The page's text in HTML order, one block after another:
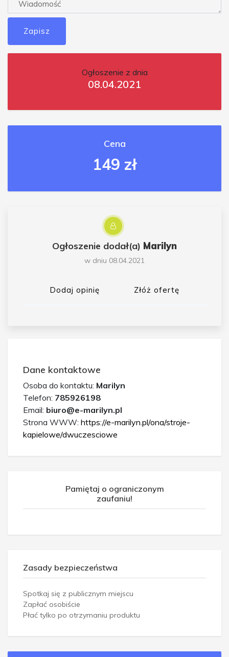
Zapisz
Ogłoszenie z dnia
08.04.2021
Cena
149 zł
Ogłoszenie dodał(a) Marilyn
w dniu 08.04.2021
Dodaj opinię Złóż ofertę
Dane kontaktowe
Osoba do kontaktu: Marilyn
Telefon: 785926198
Email: biuro@e-marilyn.pl
Strona WWW: https://e-marilyn.pl/ona/stroje-
kapielowe/dwuczesciowe
Pamiętaj o ograniczonym
zaufaniu!
Zasady bezpieczeństwa
Spotkaj się z publicznym miejscu
Zapłać osobiście
Płać tylko po otrzymaniu produktu